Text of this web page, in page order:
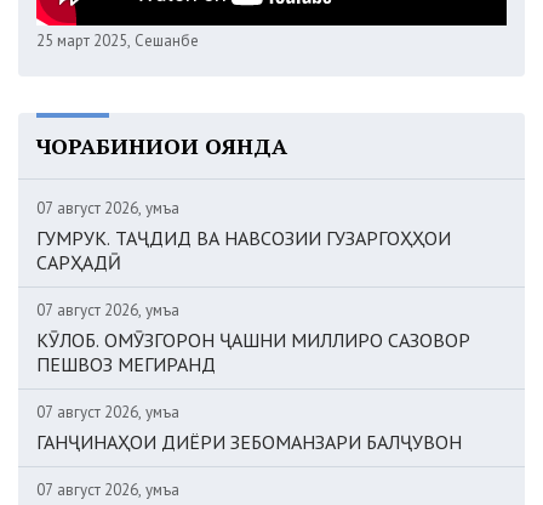
25 март 2025, Сешанбе
ЧОРАБИНИҲОИ ОЯНДА
07 август 2026, Ҷумъа
ГУМРУК. ТАҶДИД ВА НАВСОЗИИ ГУЗАРГОҲҲОИ
САРҲАДӢ
07 август 2026, Ҷумъа
КӮЛОБ. ОМӮЗГОРОН ҶАШНИ МИЛЛИРО САЗОВОР
ПЕШВОЗ МЕГИРАНД
07 август 2026, Ҷумъа
ГАНҶИНАҲОИ ДИЁРИ ЗЕБОМАНЗАРИ БАЛҶУВОН
07 август 2026, Ҷумъа